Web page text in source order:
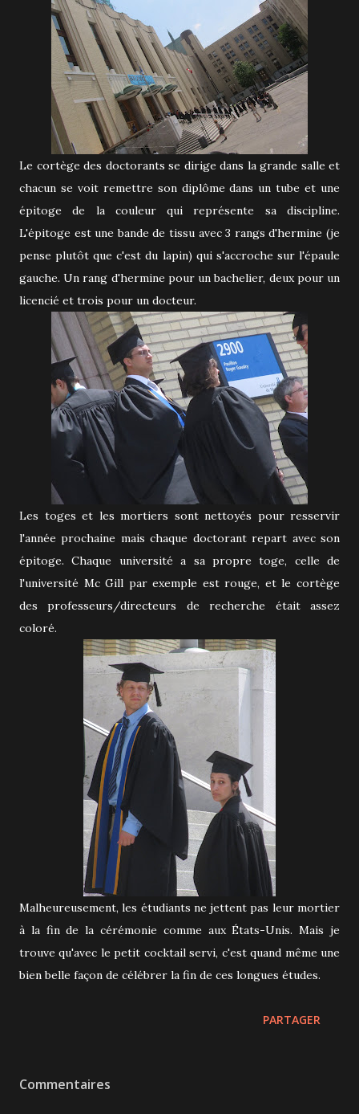
Le cortège des doctorants se dirige dans la grande salle et
chacun se voit remettre son diplôme dans un tube et une
épitoge de la couleur qui représente sa discipline.
L'épitoge est une bande de tissu avec 3 rangs d'hermine (je
pense plutôt que c'est du lapin) qui s'accroche sur l'épaule
gauche. Un rang d'hermine pour un bachelier, deux pour un
licencié et trois pour un docteur.
Les toges et les mortiers sont nettoyés pour resservir
l'année prochaine mais chaque doctorant repart avec son
épitoge. Chaque université a sa propre toge, celle de
l'université Mc Gill par exemple est rouge, et le cortège
des professeurs/directeurs de recherche était assez
coloré.
Malheureusement, les étudiants ne jettent pas leur mortier
à la fin de la cérémonie comme aux États-Unis. Mais je
trouve qu'avec le petit cocktail servi, c'est quand même une
bien belle façon de célébrer la fin de ces longues études.
PARTAGER
Commentaires